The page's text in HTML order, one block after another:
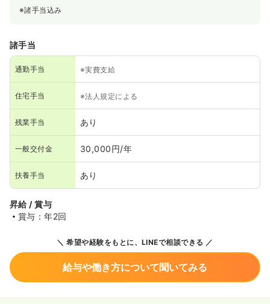
※諸手当込み
諸手当
通勤手当 ※実費支給
住宅手当 ※法人規定による
残業手当 あり
一般交付金 30,000円/年
扶養手当 あり
昇給 / 賞与
賞与：年2回
希望や経験をもとに、LINEで相談できる
給与や働き方について聞いてみる